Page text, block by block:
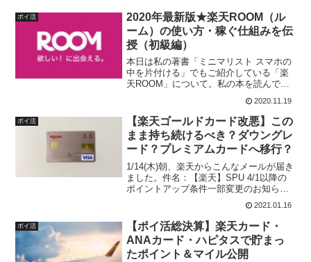
太郎で買い物朝家を出てノドがイガイガ
していたので、くすりの福
ポイ活
2020年最新版★楽天ROOM（ル
ーム）の使い方・稼ぐ仕組みを伝
授（初級編）
本日は私の著書「ミニマリスト スマホの
中を片付ける」でもご紹介している「楽
天ROOM」について。私の本を読んで
「始めてみました！」というお声をたく
さん頂いています。誰でも簡単に始めら
れて、人によってはえげつない額の楽天
ポイントを稼ぐことがで
2020.11.19
ポイ活
【楽天ゴールドカード改悪】この
まま持ち続けるべき？ダウングレ
ード？プレミアムカードへ移行？
1/14(木)朝、楽天からこんなメールが届き
ました。件名：【楽天】SPU 4/1以降の
ポイントアップ条件一部変更のお知らせ
（2021/1/14）その後Twitterではトレンド
入りまでした「楽天ゴールドカード改
悪」のお知らせでしたー！楽天経
2021.01.16
ポイ活
【ポイ活総決算】楽天カード・
ANAカード・ハピタスで貯まっ
たポイント＆マイル公開